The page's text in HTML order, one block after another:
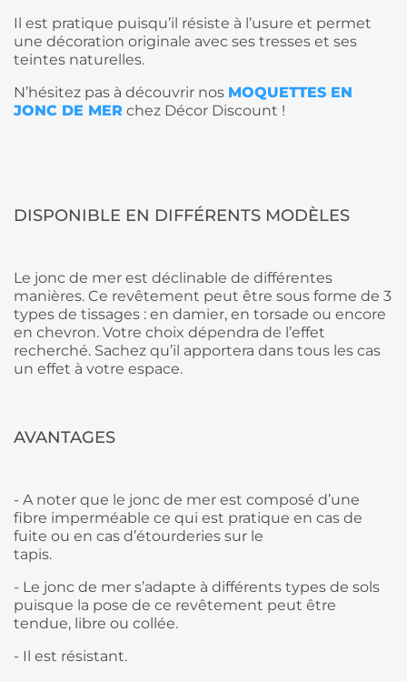
Il est pratique puisqu’il résiste à l’usure et permet
une décoration originale avec ses tresses et ses
teintes naturelles.
N’hésitez pas à découvrir nos MOQUETTES EN
JONC DE MER chez Décor Discount !
DISPONIBLE EN DIFFÉRENTS MODÈLES
Le jonc de mer est déclinable de différentes
manières. Ce revêtement peut être sous forme de 3
types de tissages : en damier, en torsade ou encore
en chevron. Votre choix dépendra de l’effet
recherché. Sachez qu’il apportera dans tous les cas
un effet à votre espace.
AVANTAGES
- A noter que le jonc de mer est composé d’une
fibre imperméable ce qui est pratique en cas de
fuite ou en cas d’étourderies sur le
tapis.
- Le jonc de mer s’adapte à différents types de sols
puisque la pose de ce revêtement peut être
tendue, libre ou collée.
- Il est résistant.